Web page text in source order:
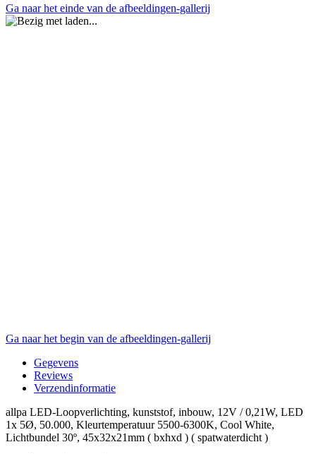
Ga naar het einde van de afbeeldingen-gallerij
Ga naar het begin van de afbeeldingen-gallerij
Gegevens
Reviews
Verzendinformatie
allpa LED-Loopverlichting, kunststof, inbouw, 12V / 0,21W, LED
1x 5Ø, 50.000, Kleurtemperatuur 5500-6300K, Cool White,
Lichtbundel 30º, 45x32x21mm ( bxhxd ) ( spatwaterdicht )